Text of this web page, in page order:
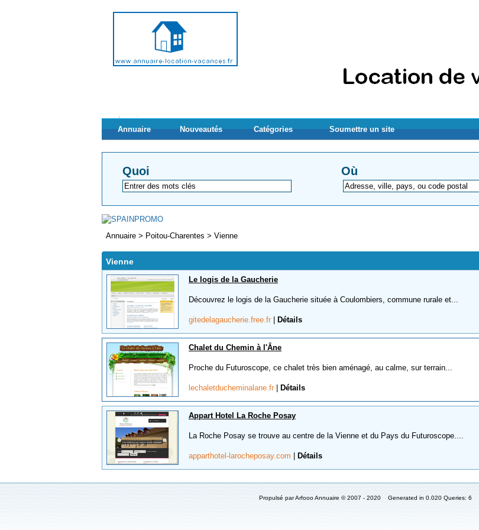
Annuaire Nouveautés Catégories Soumettre un site
Quoi Où
Annuaire > Poitou-Charentes > Vienne
Vienne
Le logis de la Gaucherie
Découvrez le logis de la Gaucherie située à Coulombiers, commune rurale et...
gitedelagaucherie.free.fr Détails
Chalet du Chemin à l'Âne
Proche du Futuroscope, ce chalet très bien aménagé, au calme, sur terrain...
lechaletducheminalane.fr Détails
Appart Hotel La Roche Posay
La Roche Posay se trouve au centre de la Vienne et du Pays du Futuroscope....
apparthotel-larocheposay.com Détails
Propulsé par Arfooo Annuaire © 2007 - 2020 Generated in 0.020 Queries: 6